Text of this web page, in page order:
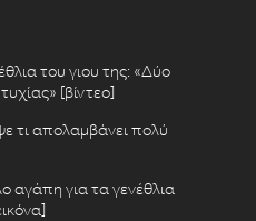
του γιου της: «Δύο
[βίντεο]
τι απολαμβάνει πολύ
αγάπη για τα γενέθλια